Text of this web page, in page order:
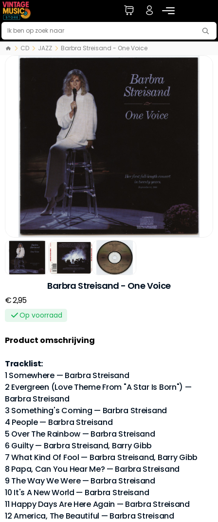
CD JAZZ Barbra Streisand - One Voice
Barbra Streisand - One Voice
€ 2,95
Op voorraad
Product omschrijving
Tracklist:
1 Somewhere — Barbra Streisand
2 Evergreen (Love Theme From "A Star Is Born") —
Barbra Streisand
3 Something's Coming — Barbra Streisand
4 People — Barbra Streisand
5 Over The Rainbow — Barbra Streisand
6 Guilty — Barbra Streisand, Barry Gibb
7 What Kind Of Fool — Barbra Streisand, Barry Gibb
8 Papa, Can You Hear Me? — Barbra Streisand
9 The Way We Were — Barbra Streisand
10 It's A New World — Barbra Streisand
11 Happy Days Are Here Again — Barbra Streisand
12 America, The Beautiful — Barbra Streisand